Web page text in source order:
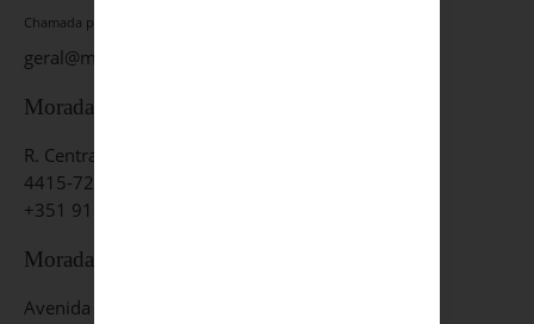
Chamada para a rede fixa nacional
geral@magaotica.pt
Morada - Vila Nova de Gaia
R. Central do Olival 2755,
4415-726 Olival
+351 915 389 495
Morada - Lousada
Avenida Dr. José Paulino Freitas Neto, nº 253